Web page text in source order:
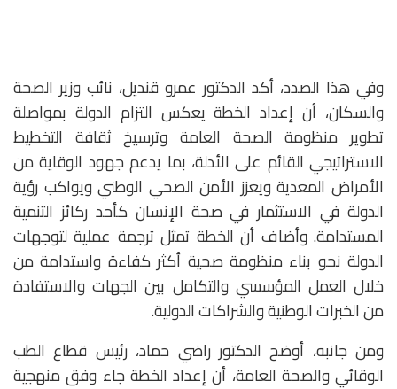
وفي هذا الصدد، أكد الدكتور عمرو قنديل، نائب وزير الصحة
والسكان، أن إعداد الخطة يعكس التزام الدولة بمواصلة
تطوير منظومة الصحة العامة وترسيخ ثقافة التخطيط
الاستراتيجي القائم على الأدلة، بما يدعم جهود الوقاية من
الأمراض المعدية ويعزز الأمن الصحي الوطني ويواكب رؤية
الدولة في الاستثمار في صحة الإنسان كأحد ركائز التنمية
المستدامة. وأضاف أن الخطة تمثل ترجمة عملية لتوجهات
الدولة نحو بناء منظومة صحية أكثر كفاءة واستدامة من
خلال العمل المؤسسي والتكامل بين الجهات والاستفادة
من الخبرات الوطنية والشراكات الدولية.
ومن جانبه، أوضح الدكتور راضي حماد، رئيس قطاع الطب
الوقائي والصحة العامة، أن إعداد الخطة جاء وفق منهجية